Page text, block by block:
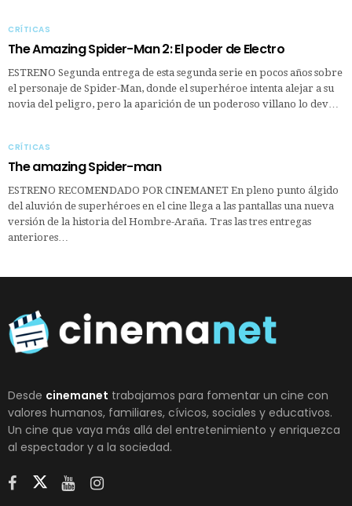
CRÍTICAS
The Amazing Spider-Man 2: El poder de Electro
ESTRENO Segunda entrega de esta segunda serie en pocos años sobre
el personaje de Spider-Man, donde el superhéroe intenta alejar a su
novia del peligro, pero la aparición de un poderoso villano lo dev…
CRÍTICAS
The amazing Spider-man
ESTRENO RECOMENDADO POR CINEMANET En pleno punto álgido
del aluvión de superhéroes en el cine llega a las pantallas una nueva
versión de la historia del Hombre-Araña. Tras las tres entregas
anteriores…
Desde cinemanet trabajamos para fomentar un cine con
valores humanos, familiares, cívicos, sociales y educativos.
Un cine que vaya más allá del entretenimiento y enriquezca
al espectador y a la sociedad.